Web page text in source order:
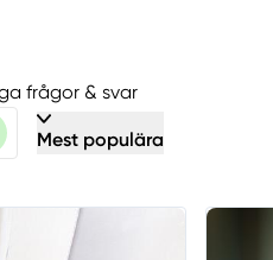
frågor & svar
Mest populära